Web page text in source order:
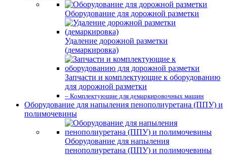
Оборудование для дорожной разметки
Удаление дорожной разметки
(демаркировка)
Запчасти и комплектующие к оборудованию
для дорожной разметки
– Комплектующие для демаркировочных машин
Оборудование для напыления пенополиуретана (ППУ) и
полимочевины
Оборудование для напыления
пенополиуретана (ППУ) и полимочевины